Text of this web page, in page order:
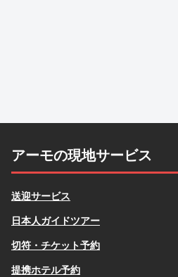
アーモの現地サービス
送迎サービス
日本人ガイドツアー
切符・チケット予約
提携ホテル予約